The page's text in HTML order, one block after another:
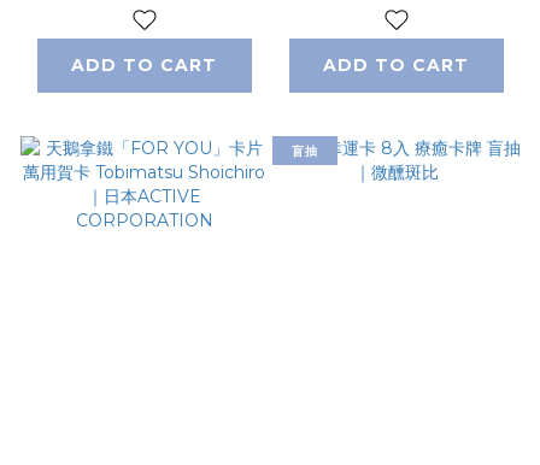
ADD TO CART ADD TO CART
盲抽